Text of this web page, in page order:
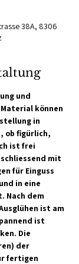
38A, 8306
und
können
in
ob figürlich,
ist frei
mit
für Einguss
in eine
Nach dem
ist am
ist
Die
der
fertigen